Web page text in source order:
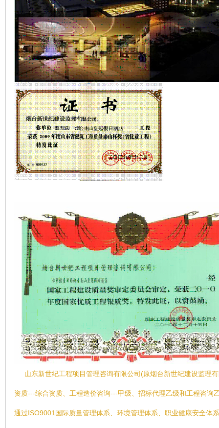
山东新世纪工程项目管理咨询有限公司(原烟台新世纪建设监理
资质---综合资质、工程造价咨询---甲级、招标代理乙级和工程咨询
通过ISO9001国际质量管理体系、环境管理体系、职业健康安全体